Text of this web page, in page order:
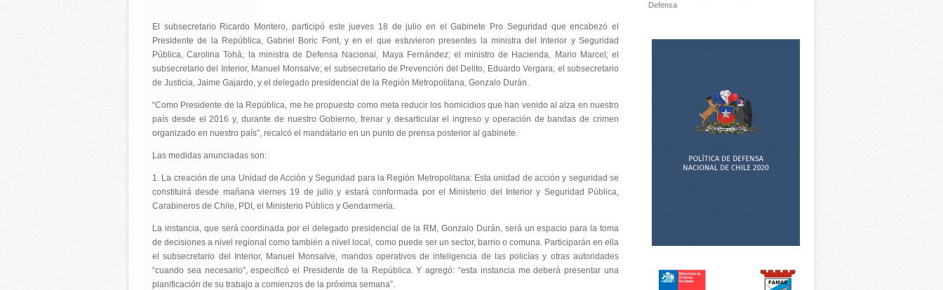
El subsecretario Ricardo Montero, participó este jueves 18 de julio en el Gabinete Pro Seguridad que encabezó el
Presidente de la República, Gabriel Boric Font, y en el que estuvieron presentes la ministra del Interior y Seguridad
Pública, Carolina Tohá; la ministra de Defensa Nacional, Maya Fernández; el ministro de Hacienda, Mario Marcel; el
subsecretario del Interior, Manuel Monsalve; el subsecretario de Prevención del Delito, Eduardo Vergara; el subsecretario
de Justicia, Jaime Gajardo, y el delegado presidencial de la Región Metropolitana, Gonzalo Durán.
“Como Presidente de la República, me he propuesto como meta reducir los homicidios que han venido al alza en nuestro
país desde el 2016 y, durante de nuestro Gobierno, frenar y desarticular el ingreso y operación de bandas de crimen
organizado en nuestro país”, recalcó el mandatario en un punto de prensa posterior al gabinete.
Las medidas anunciadas son:
1. La creación de una Unidad de Acción y Seguridad para la Región Metropolitana: Esta unidad de acción y seguridad se
constituirá desde mañana viernes 19 de julio y estará conformada por el Ministerio del Interior y Seguridad Pública,
Carabineros de Chile, PDI, el Ministerio Público y Gendarmería.
La instancia, que será coordinada por el delegado presidencial de la RM, Gonzalo Durán, será un espacio para la toma
de decisiones a nivel regional como también a nivel local, como puede ser un sector, barrio o comuna. Participarán en ella
el subsecretario del Interior, Manuel Monsalve, mandos operativos de inteligencia de las policías y otras autoridades
“cuando sea necesario”, especificó el Presidente de la República. Y agregó: “esta instancia me deberá presentar una
planificación de su trabajo a comienzos de la próxima semana”.
Defensa